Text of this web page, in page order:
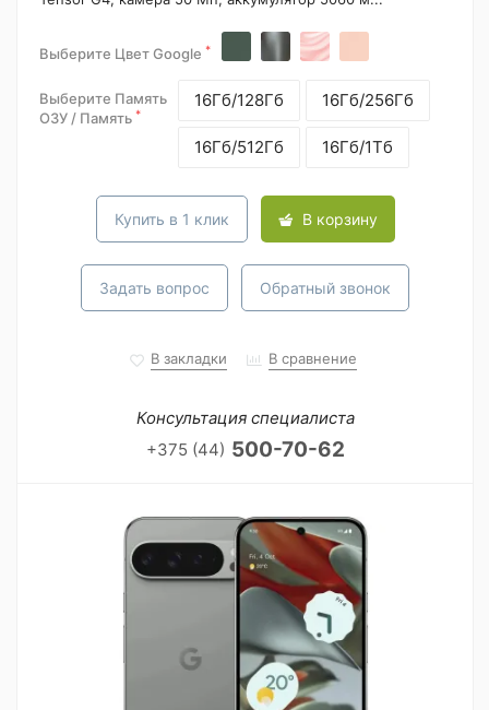
Выберите Цвет Google *
Выберите Память
ОЗУ / Память *
16Гб/128Гб 16Гб/256Гб
16Гб/512Гб 16Гб/1Тб
Купить в 1 клик В корзину
Задать вопрос Обратный звонок
В закладки В сравнение
Консультация специалиста
+375 (44) 500-70-62